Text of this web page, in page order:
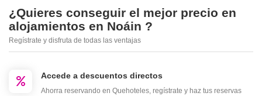
¿Quieres conseguir el mejor precio en
alojamientos en Noáin ?
Regístrate y disfruta de todas las ventajas
Accede a descuentos directos
Ahorra reservando en Quehoteles, regístrate y haz tus reservas